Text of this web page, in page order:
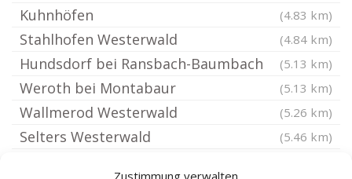
Zustimmung verwalten
Kuhnhöfen (4.83 km)
Stahlhofen Westerwald (4.84 km)
Hundsdorf bei Ransbach-Baumbach (5.13 km)
Weroth bei Montabaur (5.13 km)
Wallmerod Westerwald (5.26 km)
Selters Westerwald (5.46 km)